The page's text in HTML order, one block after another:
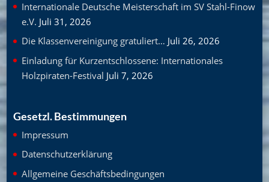
Internationale Deutsche Meisterschaft im SV Stahl-Finow
e.V. Juli 31, 2026
Die Klassenvereinigung gratuliert… Juli 26, 2026
Einladung für Kurzentschlossene: Internationales
Holzpiraten-Festival Juli 7, 2026
Gesetzl. Bestimmungen
Impressum
Datenschutzerklärung
Allgemeine Geschäftsbedingungen